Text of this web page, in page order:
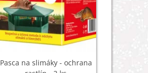
Pasca na slimáky - ochrana